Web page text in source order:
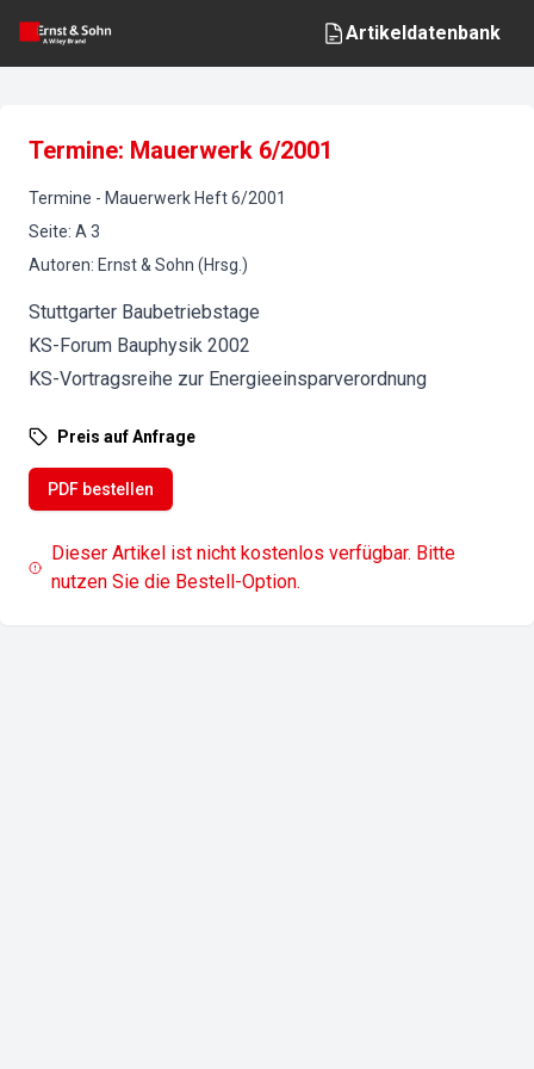
Artikeldatenbank
Termine: Mauerwerk 6/2001
Termine - Mauerwerk Heft6/2001
Seite: A 3
Autoren: Ernst & Sohn (Hrsg.)
Stuttgarter Baubetriebstage
KS-Forum Bauphysik 2002
KS-Vortragsreihe zur Energieeinsparverordnung
Preis auf Anfrage
PDF bestellen
Dieser Artikel ist nicht kostenlos verfügbar. Bitte
nutzen Sie die Bestell-Option.